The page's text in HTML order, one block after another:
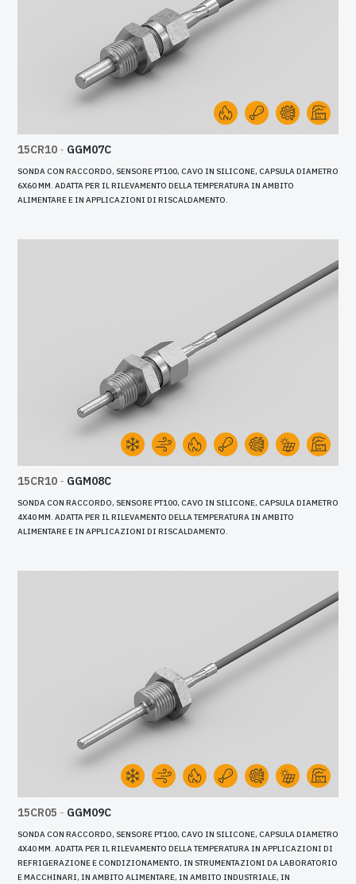
15CR10 - GGM07C
SONDA CON RACCORDO, SENSORE PT100, CAVO IN SILICONE, CAPSULA DIAMETRO
6X60 MM. ADATTA PER IL RILEVAMENTO DELLA TEMPERATURA IN AMBITO
ALIMENTARE E IN APPLICAZIONI DI RISCALDAMENTO.
15CR10 - GGM08C
SONDA CON RACCORDO, SENSORE PT100, CAVO IN SILICONE, CAPSULA DIAMETRO
4X40 MM. ADATTA PER IL RILEVAMENTO DELLA TEMPERATURA IN AMBITO
ALIMENTARE E IN APPLICAZIONI DI RISCALDAMENTO.
15CR05 - GGM09C
SONDA CON RACCORDO, SENSORE PT100, CAVO IN SILICONE, CAPSULA DIAMETRO
4X40 MM. ADATTA PER IL RILEVAMENTO DELLA TEMPERATURA IN APPLICAZIONI DI
REFRIGERAZIONE E CONDIZIONAMENTO, IN STRUMENTAZIONI DA LABORATORIO
E MACCHINARI, IN AMBITO ALIMENTARE, IN AMBITO INDUSTRIALE, IN